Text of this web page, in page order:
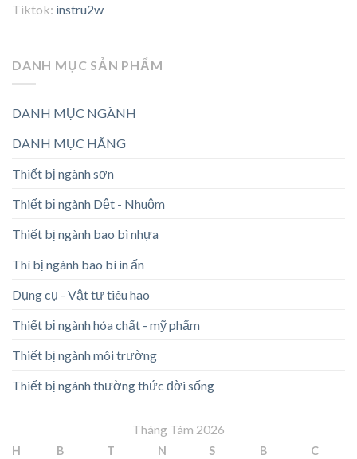
Tiktok: instru2w
DANH MỤC SẢN PHẨM
DANH MỤC NGÀNH
DANH MỤC HÃNG
Thiết bị ngành sơn
Thiết bị ngành Dệt - Nhuộm
Thiết bị ngành bao bì nhựa
Thí bị ngành bao bì in ấn
Dụng cụ - Vật tư tiêu hao
Thiết bị ngành hóa chất - mỹ phẩm
Thiết bị ngành môi trường
Thiết bị ngành thường thức đời sống
Tháng Tám 2026
H B T N S B C